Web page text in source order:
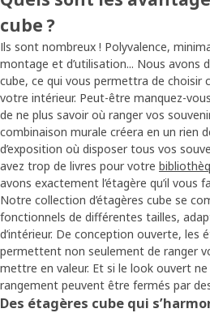
cube ?
Ils sont nombreux ! Polyvalence,
montage et d’utilisation... Nous avons
cube, ce qui vous permettra de choisir
votre intérieur. Peut-être manquez-vous
de ne plus savoir où ranger vos
combinaison murale créera en un rien
d’exposition où disposer tous vos
avez trop de livres pour votre
avons exactement l’étagère qu’il vous
Notre collection d’étagères cube se
fonctionnels de différentes tailles,
d’intérieur. De conception ouverte, les
permettent non seulement de ranger
mettre en valeur. Et si le look ouvert
rangement peuvent être fermés par
Des étagères cube qui